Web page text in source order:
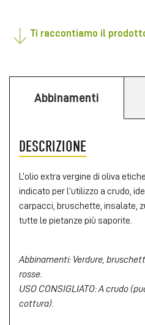
Ti raccontiamo il
Abbinamenti
DESCRIZIONE
L’olio extra vergine di oliva
indicato per l’utilizzo a crudo,
carpacci, bruschette, insalate,
tutte le pietanze più saporite.
Abbinamenti: Verdure,
rosse.
USO CONSIGLIATO: A crudo
cottura).